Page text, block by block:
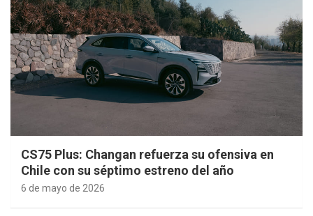
CS75 Plus: Changan refuerza su ofensiva en
Chile con su séptimo estreno del año
6 de mayo de 2026